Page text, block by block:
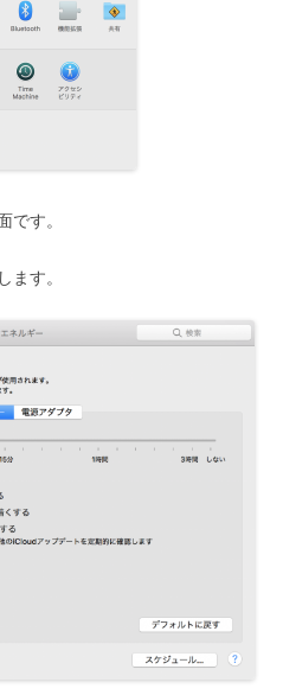
です。
ます。